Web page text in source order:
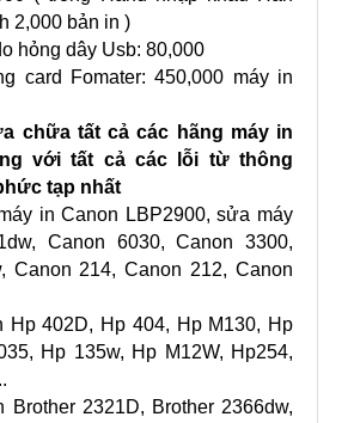
2,000 bản in )
hỏng dây Usb: 80,000
card Fomater: 450,000 máy in
chữa tất cả các hãng máy in
với tất cả các lỗi từ thông
tạp nhất
in Canon LBP2900, sửa máy
Canon 6030, Canon 3300,
Canon 214, Canon 212, Canon
Hp 402D, Hp 404, Hp M130, Hp
Hp 135w, Hp M12W, Hp254,
Brother 2321D, Brother 2366dw,